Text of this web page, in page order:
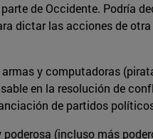
de Occidente. Podría
dictar las acciones de
y computadoras
en la resolución de
de partidos
(incluso más